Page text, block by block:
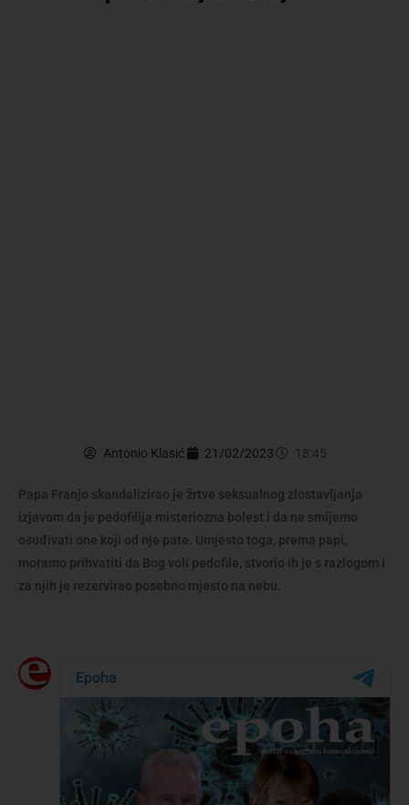
Antonio Klasić 21/02/2023 18:45
Papa Franjo skandalizirao je žrtve seksualnog zlostavljanja
izjavom da je pedofilija misteriozna bolest i da ne smijemo
osuđivati ​​one koji od nje pate. Umjesto toga, prema papi,
moramo prihvatiti da Bog voli pedofile, stvorio ih je s razlogom i
za njih je rezervirao posebno mjesto na nebu.